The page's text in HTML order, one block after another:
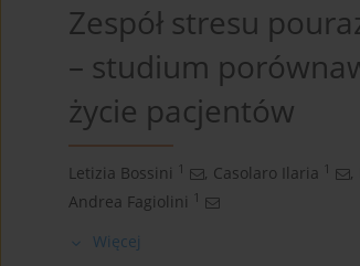
Zespół stresu
– studium
życie pacjentów
Letizia Bossini 1 , Casolaro Ilaria 1 ,
Andrea Fagiolini
1
Więcej